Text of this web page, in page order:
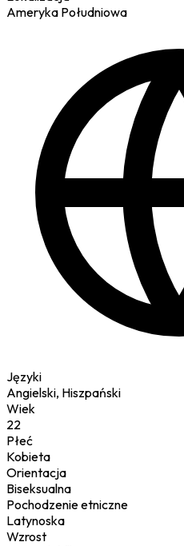
Ameryka Południowa
Języki
Angielski, Hiszpański
Wiek
22
Płeć
Kobieta
Orientacja
Biseksualna
Pochodzenie etniczne
Latynoska
Wzrost